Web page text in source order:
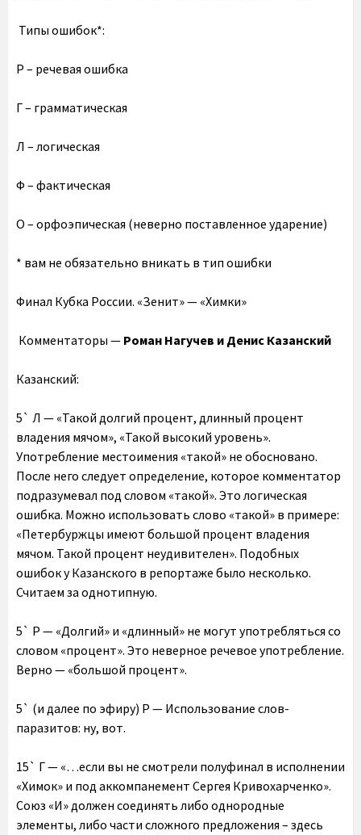
Типы ошибок*:
Р – речевая ошибка
Г – грамматическая
Л – логическая
Ф – фактическая
О – орфоэпическая (неверно поставленное ударение)
* вам не обязательно вникать в тип ошибки
Финал Кубка России. «Зенит» — «Химки»
Комментаторы — Роман Нагучев и Денис Казанский
Казанский:
5` Л — «Такой долгий процент, длинный процент
владения мячом», «Такой высокий уровень».
Употребление местоимения «такой» не обосновано.
После него следует определение, которое комментатор
подразумевал под словом «такой». Это логическая
ошибка. Можно использовать слово «такой» в примере:
«Петербуржцы имеют большой процент владения
мячом. Такой процент неудивителен». Подобных
ошибок у Казанского в репортаже было несколько.
Считаем за однотипную.
5` Р — «Долгий» и «длинный» не могут употребляться со
словом «процент». Это неверное речевое употребление.
Верно — «большой процент».
5` (и далее по эфиру) Р — Использование слов-
паразитов: ну, вот.
15` Г — «…если вы не смотрели полуфинал в исполнении
«Химок» и под аккомпанемент Сергея Кривохарченко».
Союз «И» должен соединять либо однородные
элементы, либо части сложного предложения – здесь